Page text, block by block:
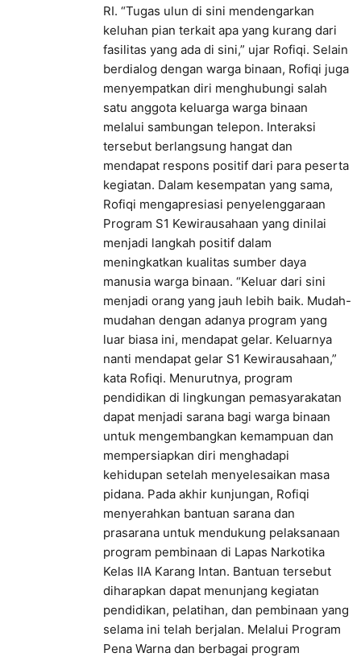
RI. “Tugas ulun di sini mendengarkan
keluhan pian terkait apa yang kurang dari
fasilitas yang ada di sini,” ujar Rofiqi. Selain
berdialog dengan warga binaan, Rofiqi juga
menyempatkan diri menghubungi salah
satu anggota keluarga warga binaan
melalui sambungan telepon. Interaksi
tersebut berlangsung hangat dan
mendapat respons positif dari para peserta
kegiatan. Dalam kesempatan yang sama,
Rofiqi mengapresiasi penyelenggaraan
Program S1 Kewirausahaan yang dinilai
menjadi langkah positif dalam
meningkatkan kualitas sumber daya
manusia warga binaan. “Keluar dari sini
menjadi orang yang jauh lebih baik. Mudah-
mudahan dengan adanya program yang
luar biasa ini, mendapat gelar. Keluarnya
nanti mendapat gelar S1 Kewirausahaan,”
kata Rofiqi. Menurutnya, program
pendidikan di lingkungan pemasyarakatan
dapat menjadi sarana bagi warga binaan
untuk mengembangkan kemampuan dan
mempersiapkan diri menghadapi
kehidupan setelah menyelesaikan masa
pidana. Pada akhir kunjungan, Rofiqi
menyerahkan bantuan sarana dan
prasarana untuk mendukung pelaksanaan
program pembinaan di Lapas Narkotika
Kelas IIA Karang Intan. Bantuan tersebut
diharapkan dapat menunjang kegiatan
pendidikan, pelatihan, dan pembinaan yang
selama ini telah berjalan. Melalui Program
Pena Warna dan berbagai program